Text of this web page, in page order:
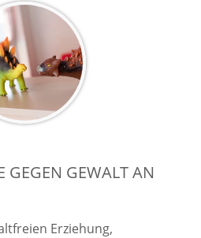
GEGEN GEWALT AN
Erziehung,